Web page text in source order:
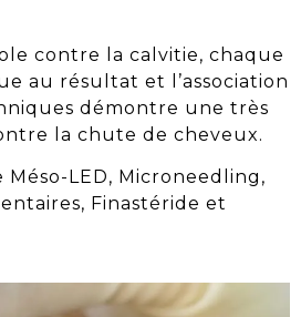
contre la calvitie, chaque
au résultat et l’association
démontre une très
la chute de cheveux.
Méso-LED, Microneedling,
Finastéride et